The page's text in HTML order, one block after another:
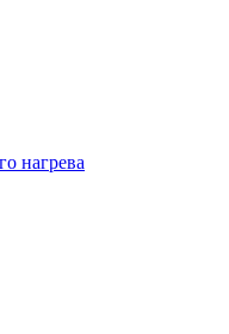
нагрева